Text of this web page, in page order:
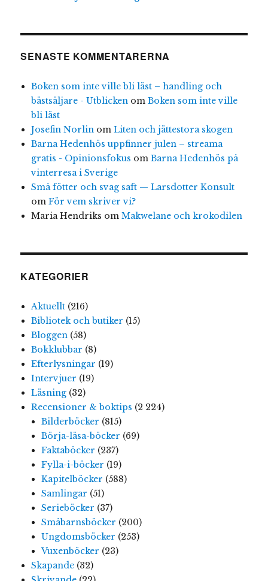
SENASTE KOMMENTARERNA
Boken som inte ville bli läst – handling och
bästsäljare - Utblickenom Boken som inte ville
bli läst
Josefin Norlinom Liten och jättestora skogen
Barna Hedenhös uppfinner julen – streama
gratis - Opinionsfokus om Barna Hedenhös på
vinterresa i Sverige
Små fötter och svag saft — Larsdotter Konsult
om För vem skriver vi?
Maria Hendriks om Makwelane och krokodilen
KATEGORIER
Aktuellt(216)
Bibliotek och butiker (15)
Bloggen(58)
Bokklubbar (8)
Efterlysningar (19)
Intervjuer (19)
Läsning(32)
Recensioner & boktips (2 224)
Bilderböcker (815)
Börja-läsa-böcker (69)
Faktaböcker (237)
Fylla-i-böcker (19)
Kapitelböcker (588)
Samlingar (51)
Serieböcker (37)
Småbarnsböcker (200)
Ungdomsböcker (253)
Vuxenböcker (23)
Skapande(32)